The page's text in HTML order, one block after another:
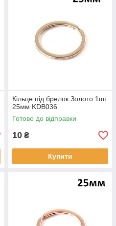
Кільце під брелок Золото 1шт
25мм KDB036
Готово до відправки
10 ₴
Купити